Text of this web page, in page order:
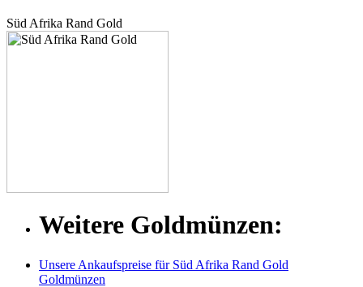
Süd Afrika Rand Gold
Weitere Goldmünzen:
Unsere Ankaufspreise für Süd Afrika Rand Gold
Goldmünzen